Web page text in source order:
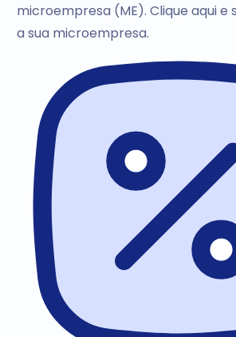
microempresa (ME). Clique aqui e
a sua microempresa.